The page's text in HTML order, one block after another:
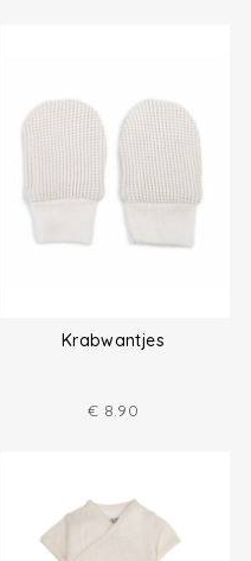
Krabwantjes
€ 8.90